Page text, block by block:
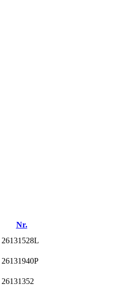
Nr.
26131528L
26131940P
26131352